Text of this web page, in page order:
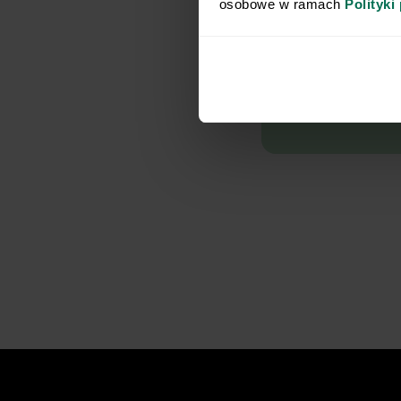
osobowe w ramach Polityki
18 lipca